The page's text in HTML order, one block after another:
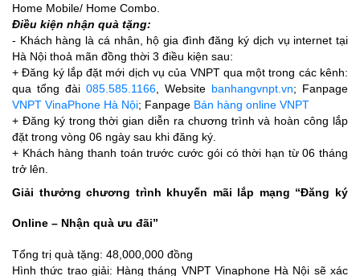
Home Mobile/ Home Combo.
Điều kiện nhận quà tặng:
- Khách hàng là cá nhân, hộ gia đình đăng ký dịch vụ internet tại
Hà Nội thoả mãn đồng thời 3 điều kiện sau:
+ Đăng ký lắp đặt mới dịch vụ của VNPT qua một trong các kênh:
qua tổng đài 085.585.1166 , Website banhangvnpt.vn; Fanpage
VNPT VinaPhone Hà Nội; Fanpage Bán hàng online VNPT
+ Đăng ký trong thời gian diễn ra chương trình và hoàn công lắp
đặt trong vòng 06 ngày sau khi đăng ký.
+ Khách hàng thanh toán trước cước gói có thời hạn từ 06 tháng
trở lên.
Giải thưởng chương trình khuyến mãi lắp mạng “Đăng ký
Online – Nhận quà ưu đãi”
Tổng trị quà tặng: 48,000,000 đồng
Hình thức trao giải: Hàng tháng VNPT Vinaphone Hà Nội sẽ xác